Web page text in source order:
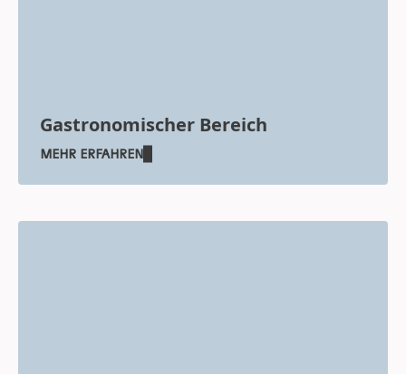
Gastronomischer Bereich
MEHR ERFAHREN